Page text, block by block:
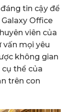
tin cậy để
Office
viên của
vấn mọi yêu
không gian
cụ thể của
trên con